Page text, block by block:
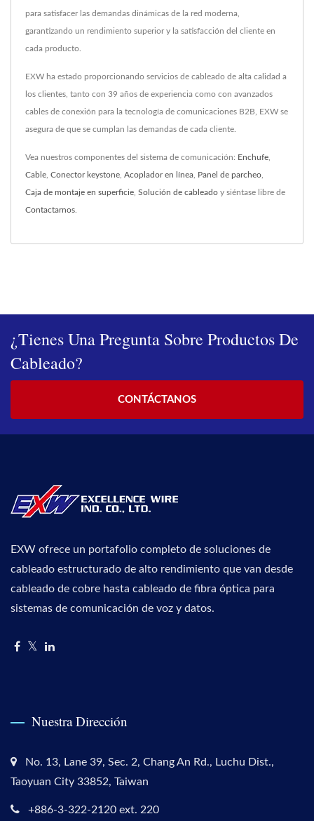
para satisfacer las demandas dinámicas de la red moderna,
garantizando un rendimiento superior y la satisfacción del cliente en
cada producto.
EXW ha estado proporcionando servicios de cableado de alta calidad a
los clientes, tanto con 39 años de experiencia como con avanzados
cables de conexión para la tecnología de comunicaciones B2B, EXW se
asegura de que se cumplan las demandas de cada cliente.
Vea nuestros componentes del sistema de comunicación: Enchufe
Cable Conector keystone Acoplador en línea Panel de parcheo
Caja de montaje en superficie Solución de cableado y siéntase libre de
Contactarnos
¿Tienes Una Pregunta Sobre Productos De
Cableado?
CONTÁCTANOS
EXW ofrece un portafolio completo de soluciones de
cableado estructurado de alto rendimiento que van desde
cableado de cobre hasta cableado de fibra óptica para
sistemas de comunicación de voz y datos.
Nuestra Dirección
No. 13, Lane 39, Sec. 2, Chang An Rd., Luchu Dist.,
Taoyuan City 33852, Taiwan
+886-3-322-2120 ext. 220